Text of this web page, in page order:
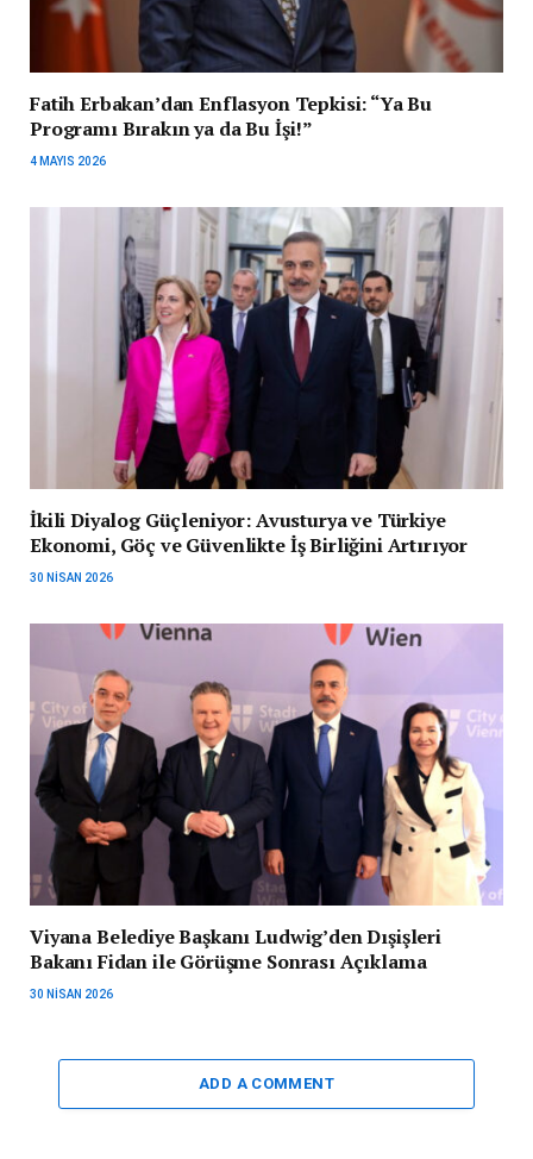
Fatih Erbakan’dan Enflasyon Tepkisi: “Ya Bu
Programı Bırakın ya da Bu İşi!”
4 MAYIS 2026
İkili Diyalog Güçleniyor: Avusturya ve Türkiye
Ekonomi, Göç ve Güvenlikte İş Birliğini Artırıyor
30 NISAN 2026
Viyana Belediye Başkanı Ludwig’den Dışişleri
Bakanı Fidan ile Görüşme Sonrası Açıklama
30 NISAN 2026
ADD A COMMENT